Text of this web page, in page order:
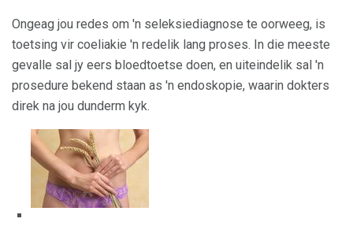
Ongeag jou redes om 'n seleksiediagnose te oorweeg, is
toetsing vir coeliakie 'n redelik lang proses. In die meeste
gevalle sal jy eers bloedtoetse doen, en uiteindelik sal 'n
prosedure bekend staan ​​as 'n endoskopie, waarin dokters
direk na jou dunderm kyk.